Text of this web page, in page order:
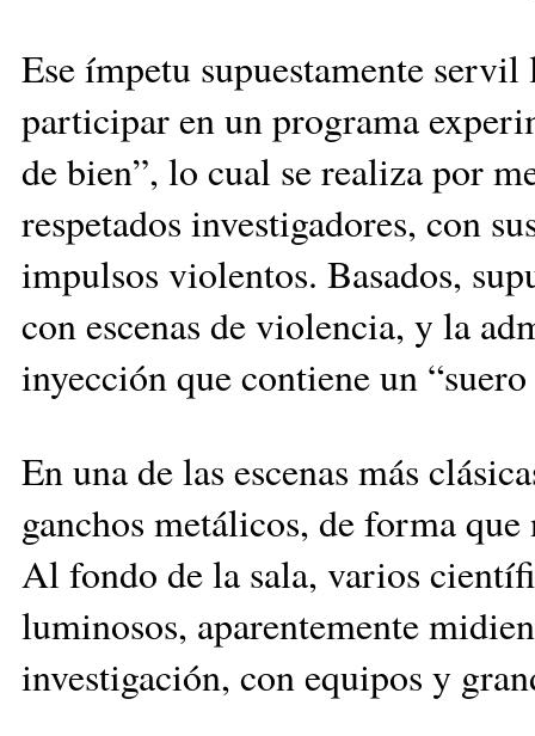
Ese ímpetu supuestamente
participar en un programa
de bien”, lo cual se realiza por
respetados investigadores, con
impulsos violentos. Basados,
con escenas de violencia, y la
inyección que contiene un
En una de las escenas más
ganchos metálicos, de forma
Al fondo de la sala, varios
luminosos, aparentemente
investigación, con equipos y